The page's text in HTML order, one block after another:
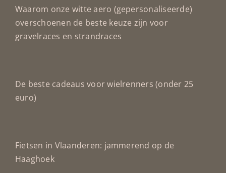
Waarom onze witte aero (gepersonaliseerde)
overschoenen de beste keuze zijn voor
gravelraces en strandraces
De beste cadeaus voor wielrenners (onder 25
euro)
Fietsen in Vlaanderen: jammerend op de
Haaghoek